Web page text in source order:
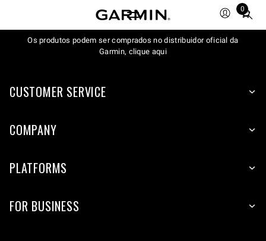
0
Total
items
in
Os produtos podem ser comprados no distribuidor oficial da
Garmin, clique aqui
CUSTOMER SERVICE
COMPANY
PLATFORMS
FOR BUSINESS